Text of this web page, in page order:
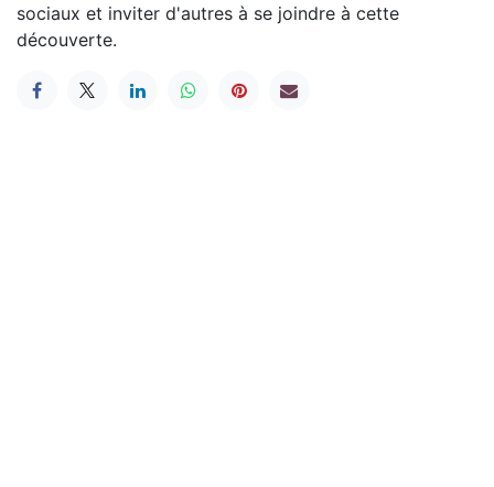
sociaux et inviter d'autres à se joindre à cette
découverte.